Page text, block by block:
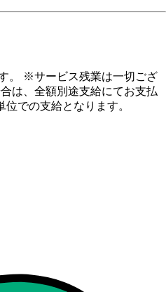
。 ※サービス残業は一切ござ
は、全額別途支給にてお支払
での支給となります。